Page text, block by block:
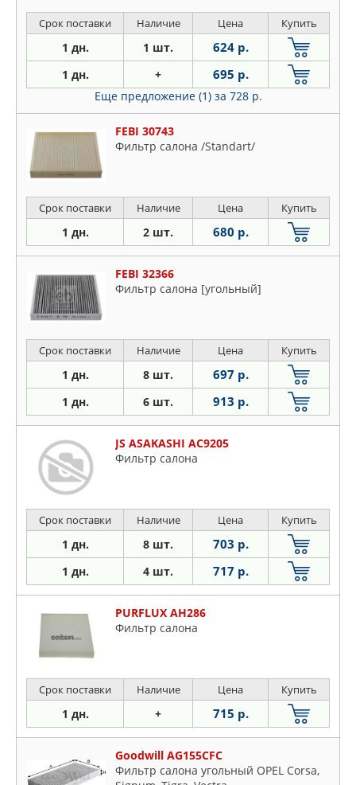
Срок поставки Наличие Цена Купить
1 дн. 1 шт. 624 р.
1 дн. + 695 р.
Еще предложение (1) за 728 р.
FEBI 30743
Фильтр салона /Standart/
Срок поставки Наличие Цена Купить
1 дн. 2 шт. 680 р.
FEBI 32366
Фильтр салона [угольный]
Срок поставки Наличие Цена Купить
1 дн. 8 шт. 697 р.
1 дн. 6 шт. 913 р.
JS ASAKASHI AC9205
Фильтр салона
Срок поставки Наличие Цена Купить
1 дн. 8 шт. 703 р.
1 дн. 4 шт. 717 р.
PURFLUX AH286
Фильтр салона
Срок поставки Наличие Цена Купить
1 дн. + 715 р.
Goodwill AG155CFC
Фильтр салона угольный OPEL Corsa,